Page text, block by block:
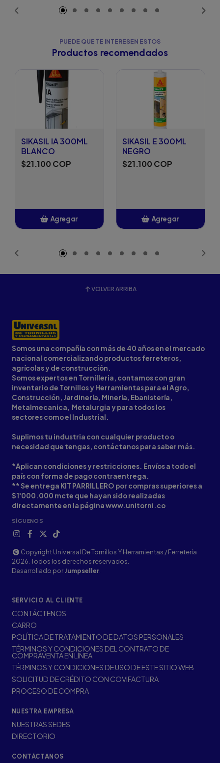
PUEDE QUE TE INTERESEN ESTOS
Productos recomendados
SIKASIL IA 300ML
BLANCO
$21.100 COP
Agregar
SIKASIL E 300ML
NEGRO
$21.100 COP
Agregar
VOLVER ARRIBA
Somos una compañía con más de 40 años en el mercado
nacional comercializando productos ferreteros,
agrícolas y de construcción.
Somos expertos en Tornilleria, contamos con gran
inventario de Tornillos y Herramientas para el Agro,
Construcción, Jardinería, Minería, Ebanistería,
Metalmecanica, Metalurgia y para todos los
sectores como el Industrial.
Suplimos tu industria con cualquier producto o
necesidad que tengas, contáctanos para saber más.
*Aplican condiciones y restricciones. Envíos a todo el
país con forma de pago contraentrega.
** Se entrega KIT PARRILLERO por compras superiores a
$1'000.000 mcte que hayan sido realizadas
directamente en la página www.unitorni.co
SÍGUENOS
Copyright Universal De Tornillos Y Herramientas / Ferretería
2026. Todos los derechos reservados.
Desarrollado porJumpseller
SERVICIO AL CLIENTE
CONTÁCTENOS
CARRO
POLÍTICA DE TRATAMIENTO DE DATOS PERSONALES
TÉRMINOS Y CONDICIONES DEL CONTRATO DE
COMPRAVENTA EN LÍNEA
TÉRMINOS Y CONDICIONES DE USO DE ESTE SITIO WEB
SOLICITUD DE CRÉDITO CON COVIFACTURA
PROCESO DE COMPRA
NUESTRA EMPRESA
NUESTRAS SEDES
DIRECTORIO
CONTÁCTANOS